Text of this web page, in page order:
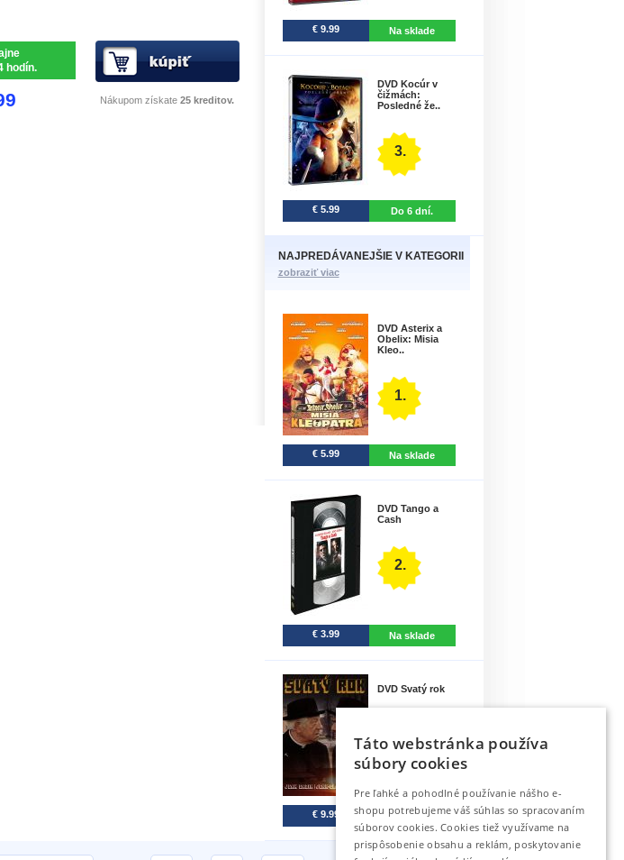
hodín.
Nákupom získate 25 kreditov.
€ 9.99 Na sklade
DVD Kocúr v
čižmách:
Posledné že..
3.
€ 5.99 Do 6 dní.
NAJPREDÁVANEJŠIE V KATEGORII
zobraziť viac
DVD Asterix a
Obelix: Misia
Kleo..
1.
€ 5.99 Na sklade
DVD Tango a
Cash
2.
€ 3.99 Na sklade
DVD Svatý rok
€ 9.99 Na sklade
Táto webstránka používa
súbory cookies
Pre ľahké a pohodlné používanie nášho e-
shopu potrebujeme váš súhlas so spracovaním
súborov cookies. Cookies tiež využívame na
prispôsobenie obsahu a reklám, poskytovanie